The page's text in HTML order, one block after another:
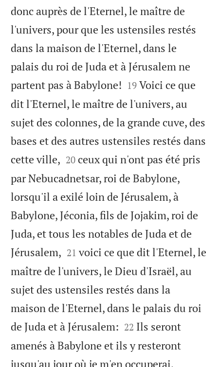
donc auprès de l'Eternel, le maître de
l'univers, pour que les ustensiles restés
dans la maison de l'Eternel, dans le
palais du roi de Juda et à Jérusalem ne
partent pas à Babylone! 

19 Voici ce que
dit l'Eternel, le maître de l'univers, au
sujet des colonnes, de la grande cuve, des
bases et des autres ustensiles restés dans
cette ville, 

20 ceux qui n'ont pas été pris
par Nebucadnetsar, roi de Babylone,
lorsqu'il a exilé loin de Jérusalem, à
Babylone, Jéconia, fils de Jojakim, roi de
Juda, et tous les notables de Juda et de
Jérusalem, 

21 voici ce que dit l'Eternel, le
maître de l'univers, le Dieu d'Israël, au
sujet des ustensiles restés dans la
maison de l'Eternel, dans le palais du roi
de Juda et à Jérusalem: 

22 Ils seront
amenés à Babylone et ils y resteront
jusqu'au jour où je m'en occuperai,